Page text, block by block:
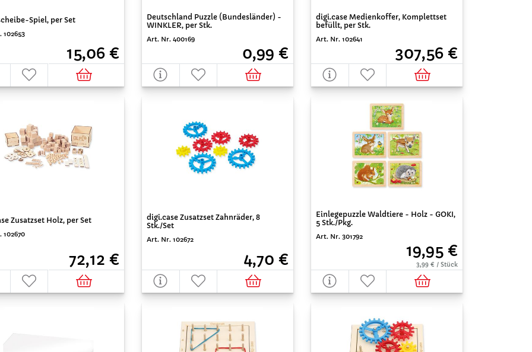
Spiel, per Set
15,06 €
Deutschland Puzzle (Bundesländer) -
WINKLER, per Stk.
Art. Nr. 400169
0,99 €
digi.case Medienkoffer, Komplettset
befüllt, per Stk.
Art. Nr. 102641
307,56 €
Zusatzset Holz, per Set
72,12 €
digi.case Zusatzset Zahnräder, 8
Stk./Set
Art. Nr. 102672
4,70 €
Einlegepuzzle Waldtiere - Holz - GOKI,
5 Stk./Pkg.
Art. Nr. 301792
19,95 €
3,99 € / Stück